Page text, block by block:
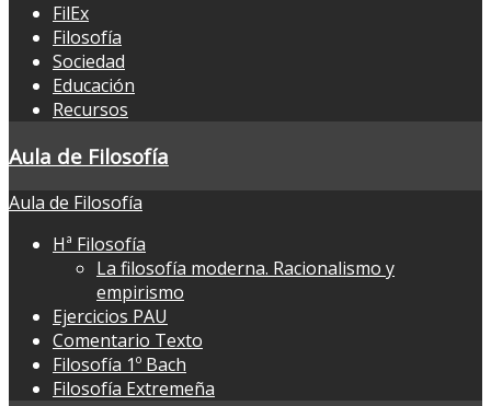
FilEx
Filosofía
Sociedad
Educación
Recursos
Aula de Filosofía
Aula de Filosofía
Hª Filosofía
La filosofía moderna. Racionalismo y
empirismo
Ejercicios PAU
Comentario Texto
Filosofía 1º Bach
Filosofía Extremeña